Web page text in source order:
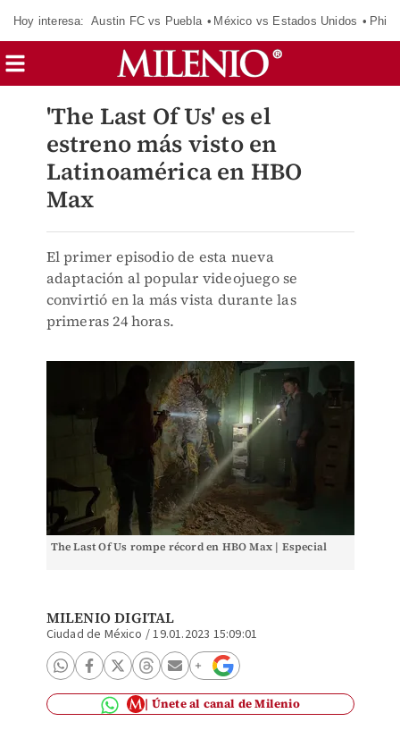
Hoy interesa: Austin FC vs Puebla México vs Estados Unidos
'The Last Of Us' es el
estreno más visto en
Latinoamérica en HBO
Max
El primer episodio de esta nueva
adaptación al popular videojuego se
convirtió en la más vista durante las
primeras 24 horas.
The Last Of Us rompe récord en HBO Max | Especial
MILENIO DIGITAL
Ciudad de México /19.01.2023 15:09:01
Únete al canal de Milenio